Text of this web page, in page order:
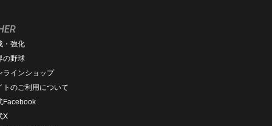
・強化
の野球
ラインショップ
トのご利用について
Facebook
X